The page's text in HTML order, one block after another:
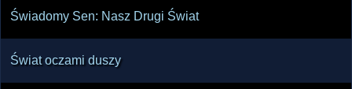
Świadomy Sen: Nasz Drugi Świat
Świat oczami duszy